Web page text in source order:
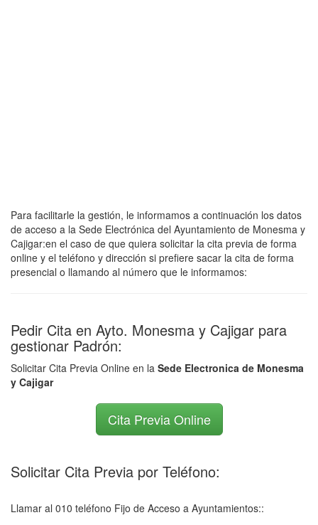
Para facilitarle la gestión, le informamos a continuación los datos
de acceso a la Sede Electrónica del Ayuntamiento de Monesma y
Cajigar:en el caso de que quiera solicitar la cita previa de forma
online y el teléfono y dirección si prefiere sacar la cita de forma
presencial o llamando al número que le informamos:
Pedir Cita en Ayto. Monesma y Cajigar para
gestionar Padrón:
Solicitar Cita Previa Online en la Sede Electronica de Monesma
y Cajigar
Cita Previa Online
Solicitar Cita Previa por Teléfono:
Llamar al 010 teléfono Fijo de Acceso a Ayuntamientos::